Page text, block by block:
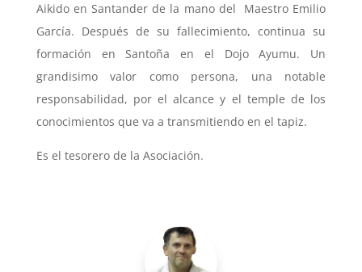
Aikido en Santander de la mano del Maestro Emilio
García. Después de su fallecimiento, continua su
formación en Santoña en el Dojo Ayumu. Un
grandisimo valor como persona, una notable
responsabilidad, por el alcance y el temple de los
conocimientos que va a transmitiendo en el tapiz.
Es el tesorero de la Asociación.